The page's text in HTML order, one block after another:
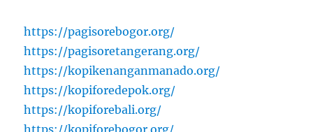
https://pagisorebogor.org/
https://pagisoretangerang.org/
https://kopikenanganmanado.org/
https://kopiforedepok.org/
https://kopiforebali.org/
https://kopiforebogor.org/